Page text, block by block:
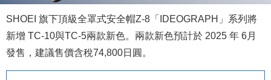
SHOEI 旗下頂級全罩式安全帽Z-8「IDEOGRAPH」系列將
新增 TC-10與TC-5兩款新色。兩款新色預計於 2025 年 6月
發售，建議售價含稅74,800日圓。